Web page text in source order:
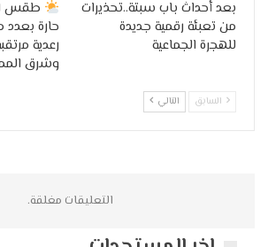
بعد أحداث باب سبتة..تحذيرات
من تعبئة رقمية جديدة
للهجرة الجماعية
طقس
حارة
رعدية
وشرق
السابق التالي
التعليقات مغلقة.